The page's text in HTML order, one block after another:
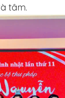
tâm.